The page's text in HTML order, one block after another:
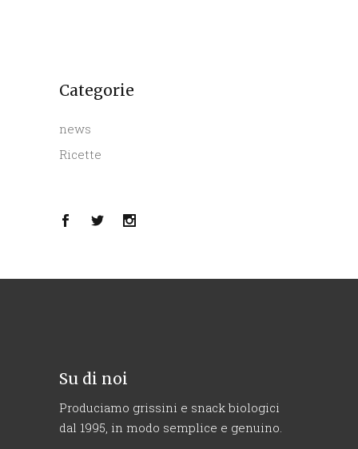
Categorie
news
Ricette
Su di noi
Produciamo grissini e snack biologici
dal 1995, in modo semplice e genuino.